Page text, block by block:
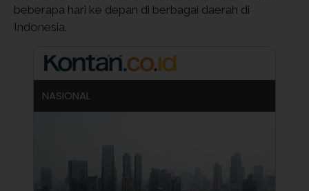
beberapa hari ke depan di berbagai daerah di
Indonesia.
NASIONAL